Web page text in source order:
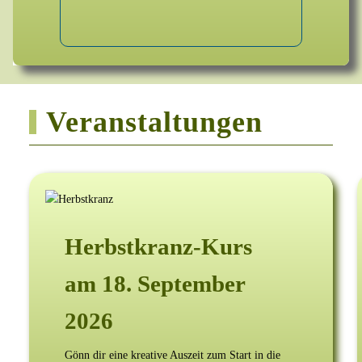
Veranstaltungen
Herbstkranz-Kurs
am 18. September
2026
Gönn dir eine kreative Auszeit zum Start in die